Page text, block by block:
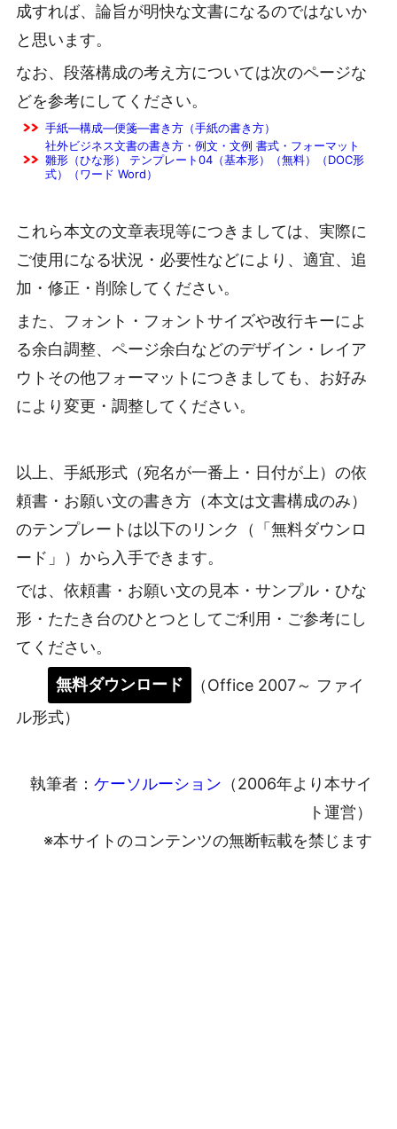
成すれば、論旨が明快な文書になるのではないか
と思います。
なお、段落構成の考え方については次のページな
どを参考にしてください。
手紙―構成―便箋―書き方（手紙の書き方）
社外ビジネス文書の書き方・例文・文例 書式・フォーマット
雛形（ひな形） テンプレート04（基本形）（無料）（DOC形
式）（ワード Word）
これら本文の文章表現等につきましては、実際に
ご使用になる状況・必要性などにより、適宜、追
加・修正・削除してください。
また、フォント・フォントサイズや改行キーによ
る余白調整、ページ余白などのデザイン・レイア
ウトその他フォーマットにつきましても、お好み
により変更・調整してください。
以上、手紙形式（宛名が一番上・日付が上）の依
頼書・お願い文の書き方（本文は文書構成のみ）
のテンプレートは以下のリンク（「無料ダウンロ
ード」）から入手できます。
では、依頼書・お願い文の見本・サンプル・ひな
形・たたき台のひとつとしてご利用・ご参考にし
てください。
無料ダウンロード
（Office 2007～ ファイ
ル形式）
執筆者： ケーソルーション （2006年より本サイ
ト運営）
※本サイトのコンテンツの無断転載を禁じます